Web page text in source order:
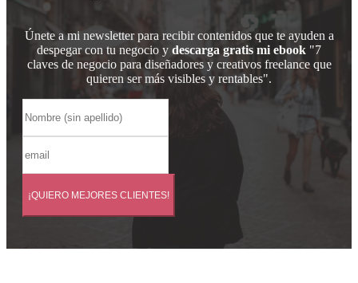
Únete a mi newsletter para recibir contenidos que te ayuden a
despegar con tu negocio y descarga gratis mi ebook "7
claves de negocio para diseñadores y creativos freelance que
quieren ser más visibles y rentables".
¡QUIERO MEJORES CLIENTES!